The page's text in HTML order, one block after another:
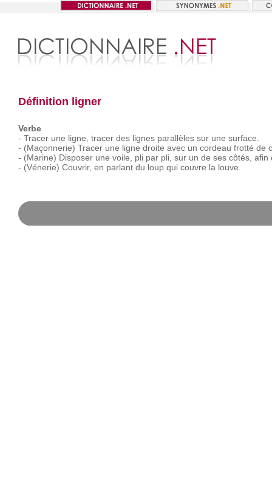
Définition ligner
Verbe
- Tracer une ligne, tracer des lignes parallèles sur une surface.
- (Maçonnerie) Tracer une ligne droite avec un cordeau frotté de
- (Marine) Disposer une voile, pli par pli, sur un de ses côtés, afin
- (Vénerie) Couvrir, en parlant du loup qui couvre la louve.